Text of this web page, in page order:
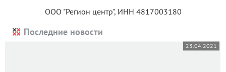
ООО "Регион центр", ИНН 4817003180
Последние новости
23.04.2021